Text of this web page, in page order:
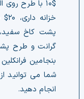
۱۰$ با طرح
بنجامین
شما می توانید
انجام دهید.